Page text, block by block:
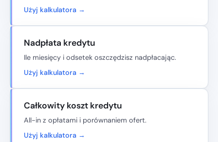
Użyj kalkulatora →
Nadpłata kredytu
Ile miesięcy i odsetek oszczędzisz nadpłacając.
Użyj kalkulatora →
Całkowity koszt kredytu
All-in z opłatami i porównaniem ofert.
Użyj kalkulatora →